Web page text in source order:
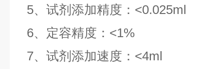
5、试剂添加精度：<0.025ml
6、定容精度：<1%
7、试剂添加速度：<4ml